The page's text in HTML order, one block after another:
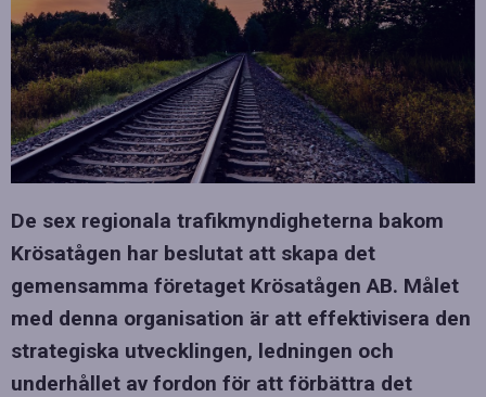
De sex regionala trafikmyndigheterna bakom
Krösatågen har beslutat att skapa det
gemensamma företaget Krösatågen AB. Målet
med denna organisation är att effektivisera den
strategiska utvecklingen, ledningen och
underhållet av fordon för att förbättra det